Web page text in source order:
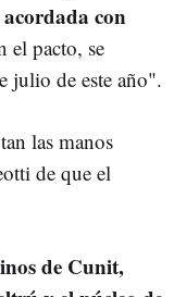
con
el pacto, se
julio de este año".
las manos
de que el
de Cunit,